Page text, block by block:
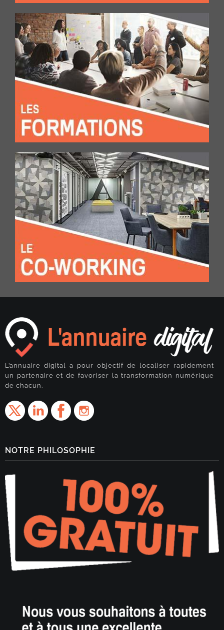
L’annuaire digital a pour objectif de localiser rapidement
un partenaire et de favoriser la transformation numérique
de chacun.
NOTRE PHILOSOPHIE